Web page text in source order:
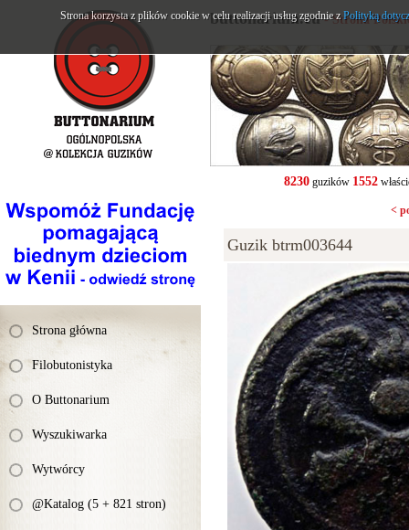
Strona główna
Filobutonistyka
O Buttonarium
Wyszukiwarka
Wytwórcy
@Katalog (5 + 821 stron)
buttonarium.eu- Strona
8230guzików 1552
<
Guzik btrm003644
Strona korzysta z plików cookie w celu realizacji usług zgodnie zPolityką